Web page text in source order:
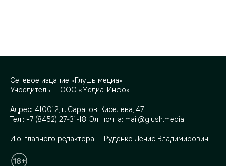
Сетевое издание «Глушь медиа»
Учредитель — ООО «Медиа-Инфо»
Адрес: 410012, г. Саратов, Киселева, 47
Тел.: +7 (8452) 27-31-18. Эл. почта: mail@glush.media
И.о. главного редактора — Руденко Денис Владимирович